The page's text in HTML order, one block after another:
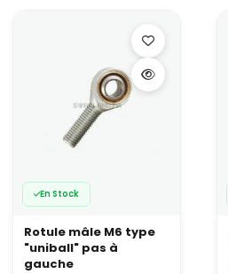
En Stock
Rotule mâle M6 type
"uniball" pas à
gauche